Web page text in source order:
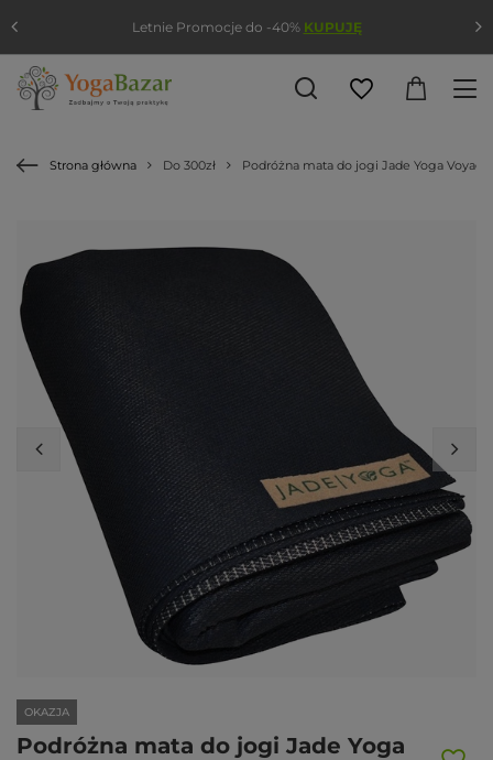
Strona główna Do 300zł Podróżna mata do jogi Jade Yoga
OKAZJA
Podróżna mata do jogi Jade Yoga
Letnie Promocje do -40% KUPUJĘ